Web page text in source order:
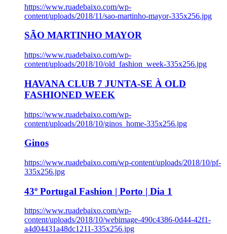
https://www.ruadebaixo.com/wp-
content/uploads/2018/11/sao-martinho-mayor-335x256.jpg
SÃO MARTINHO MAYOR
https://www.ruadebaixo.com/wp-
content/uploads/2018/10/old_fashion_week-335x256.jpg
HAVANA CLUB 7 JUNTA-SE À OLD
FASHIONED WEEK
https://www.ruadebaixo.com/wp-
content/uploads/2018/10/ginos_home-335x256.jpg
Ginos
https://www.ruadebaixo.com/wp-content/uploads/2018/10/pf-
335x256.jpg
43º Portugal Fashion | Porto | Dia 1
https://www.ruadebaixo.com/wp-
content/uploads/2018/10/webimage-490c4386-0d44-42f1-
a4d04431a48dc1211-335x256.jpg